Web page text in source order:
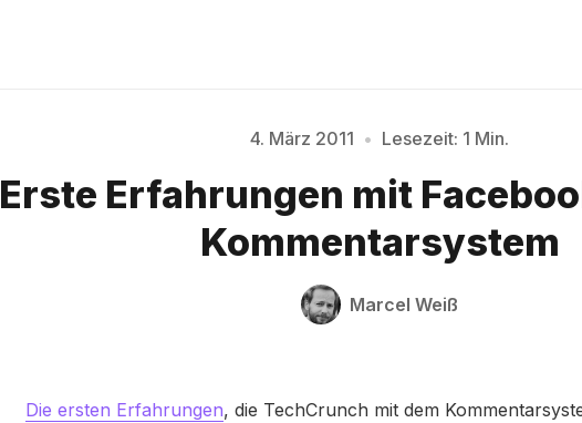
4. März 2011 • Lesezeit: 1 Min.
Erste Erfahrungen mit
Kommentarsystem
Marcel Weiß
Die ersten Erfahrungen, die TechCrunch mit dem